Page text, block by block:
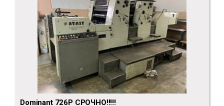
Dominant 726P СРОЧНО!!!!!